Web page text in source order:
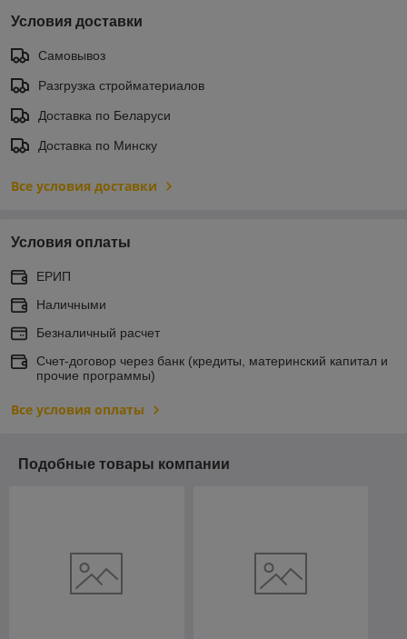
Условия доставки
Самовывоз
Разгрузка стройматериалов
Доставка по Беларуси
Доставка по Минску
Все условия доставки
Условия оплаты
ЕРИП
Наличными
Безналичный расчет
Счет-договор через банк (кредиты, материнский капитал и
прочие программы)
Все условия оплаты
Подобные товары компании